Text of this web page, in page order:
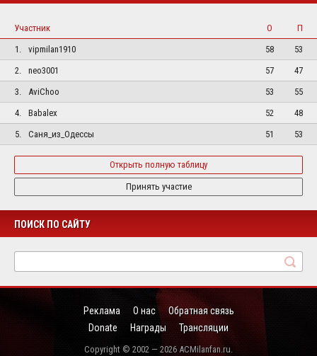
Участник О
П
1.
vipmilan1910 58
53
2.
neo3001 57
47
3.
AviChoo 53
55
4.
Babalex 52
48
5.
Саня_из_Одессы 51 53
Открыть полную таблицу
Принять участие
ПОИСК ПО САЙТУ
Реклама О нас
Обратная связь
Donate
Награды Трансляции
Copyright © 2002 — 2026 ACMilanfan.ru.